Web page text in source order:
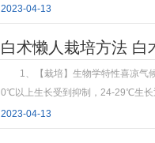
2023-04-13
白术懒人栽培方法 白
1、【栽培】生物学特性喜凉气
0℃以上生长受到抑制，24-29℃生长
2023-04-13